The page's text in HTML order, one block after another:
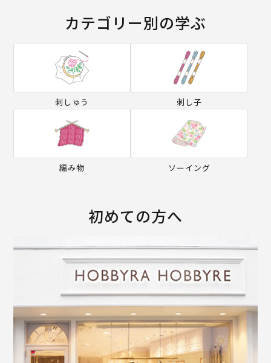
カテゴリー別の学ぶ
刺しゅう 刺し子
編み物 ソーイング
初めての方へ